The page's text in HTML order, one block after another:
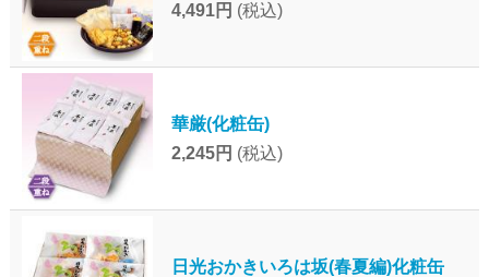
4,491円 (税込)
華厳(化粧缶)
2,245円 (税込)
日光おかきいろは坂(春夏編)化粧缶